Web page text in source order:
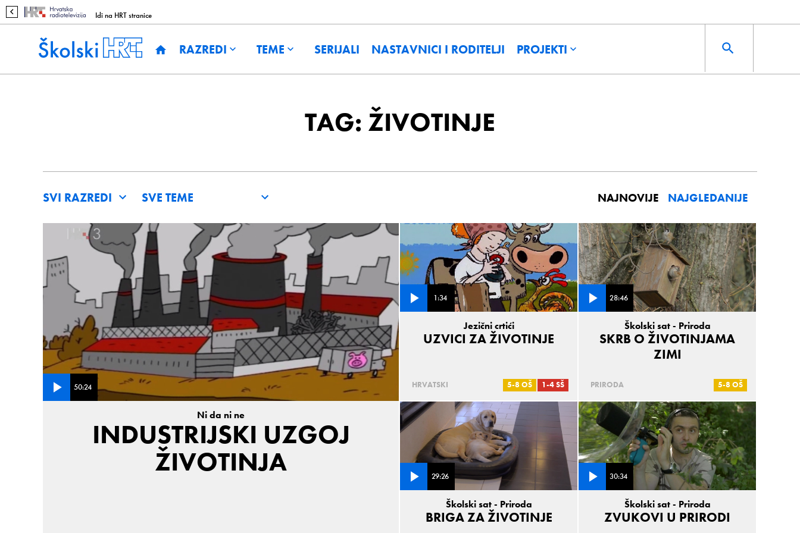
Idi na HRT stranice
RAZREDI TEME SERIJALI NASTAVNICI I RODITELJI PROJEKTI
TAG: ŽIVOTINJE
NAJNOVIJE NAJGLEDANIJE
50:24
Ni da ni ne
INDUSTRIJSKI UZGOJ
ŽIVOTINJA
1:34
Jezični crtići
UZVICI ZA ŽIVOTINJE
HRVATSKI 5-8 OŠ 1-4 SŠ
28:46
Školski sat - Priroda
SKRB O ŽIVOTINJAMA
ZIMI
PRIRODA 5-8 OŠ
29:26
Školski sat - Priroda
BRIGA ZA ŽIVOTINJE
30:34
Školski sat - Priroda
ZVUKOVI U PRIRODI